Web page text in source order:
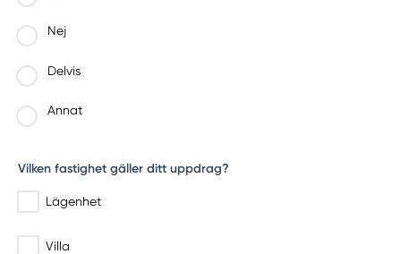
Nej
Delvis
Annat
Vilken fastighet gäller ditt uppdrag?
Lägenhet
Villa